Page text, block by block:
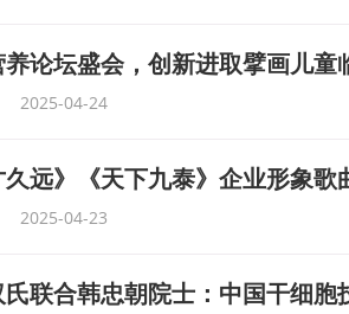
论坛盛会，创新进取擘画儿童
2025-04-24
远》《天下九泰》企业形象歌
2025-04-23
联合韩忠朝院士：中国干细胞